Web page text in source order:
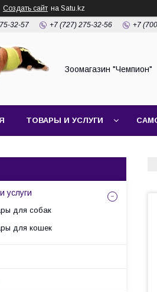
Создать сайт на Satu.kz
32-57 +7 (727) 275-32-56 +7
Зоомагазин "Чемпион"
ТОВАРЫ И УСЛУГИ
услуги
для собак
для кошек